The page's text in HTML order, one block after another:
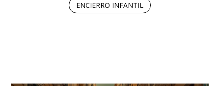
ENCIERRO INFANTIL